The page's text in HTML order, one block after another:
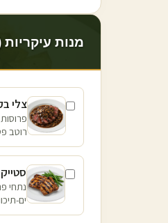
מנות
צלי
רוטב
נתחי
ים-